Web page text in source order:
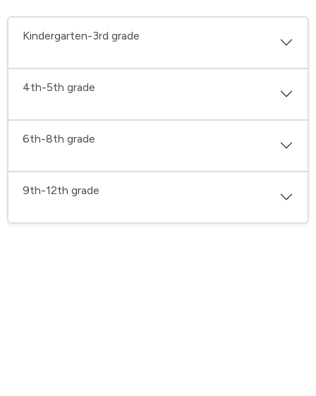
Kindergarten-3rd grade
4th-5th grade
6th-8th grade
9th-12th grade